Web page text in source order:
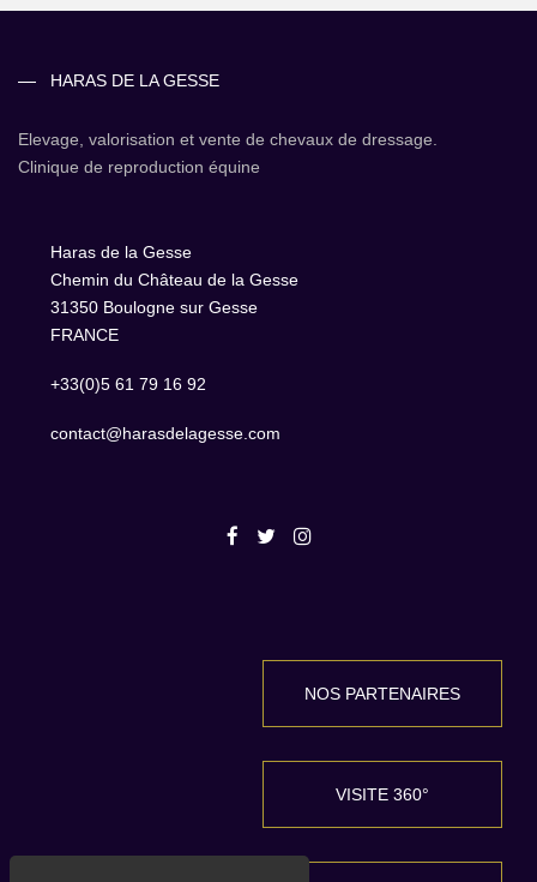
HARAS DE LA GESSE
Elevage, valorisation et vente de chevaux de dressage.
Clinique de reproduction équine
Haras de la Gesse
Chemin du Château de la Gesse
31350 Boulogne sur Gesse
FRANCE
+33(0)5 61 79 16 92
contact@harasdelagesse.com
NOS PARTENAIRES
VISITE 360°